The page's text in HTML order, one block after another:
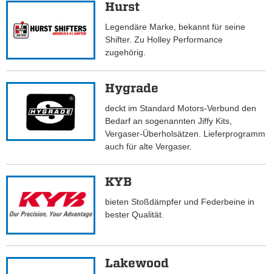
Hurst
Legendäre Marke, bekannt für seine
Shifter. Zu Holley Performance
zugehörig.
Hygrade
deckt im Standard Motors-Verbund den
Bedarf an sogenannten Jiffy Kits,
Vergaser-Überholsätzen. Lieferprogramm
auch für alte Vergaser.
KYB
bieten Stoßdämpfer und Federbeine in
bester Qualität.
Lakewood